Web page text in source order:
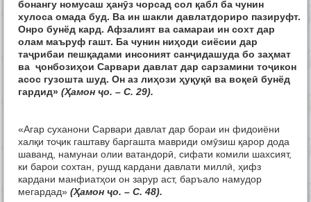
бонангу номусаш ҳанӯз чорсад сол қабл ба чунин
хулоса омада буд. Ва ин шакли давлатдориро пазируфт.
Онро бунёд кард. Афзалият ва самараи ин сохт дар
олам маъруф гашт. Ба чунин ниҳоди сиёсии дар
таҷрибаи пешқадами инсоният санҷидашуда бо заҳмат
ва ҷонбозиҳои Сарвари давлат дар сарзамини тоҷикон
асос гузошта шуд. Он аз лиҳози ҳуқуқӣ ва воқеӣ бунёд
гардид» (Ҳамон ҷо. – С. 29).
«Агар суханони Сарвари давлат дар бораи ин фидоиёни
халқи тоҷик гаштаву баргашта мавриди омӯзиш қарор дода
шаванд, намунаи олии ватандорӣ, сифати комили шахсият,
ки барои сохтан, рушд кардани давлати миллӣ, ҳифз
кардани манфиатҳои он зарур аст, баръало намудор
мегардад» (Ҳамон ҷо. – С. 48).